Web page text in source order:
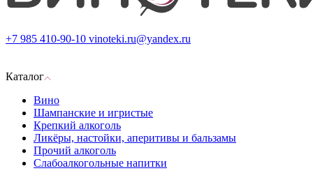
+7 985 410-90-10 vinoteki.ru@yandex.ru
Каталог
Вино
Шампанские и игристые
Крепкий алкоголь
Ликёры, настойки, аперитивы и бальзамы
Прочий алкоголь
Слабоалкогольные напитки